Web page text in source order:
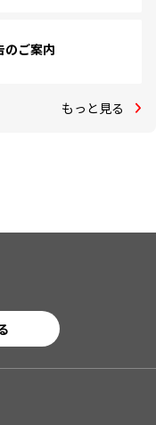
のご案内
もっと見る